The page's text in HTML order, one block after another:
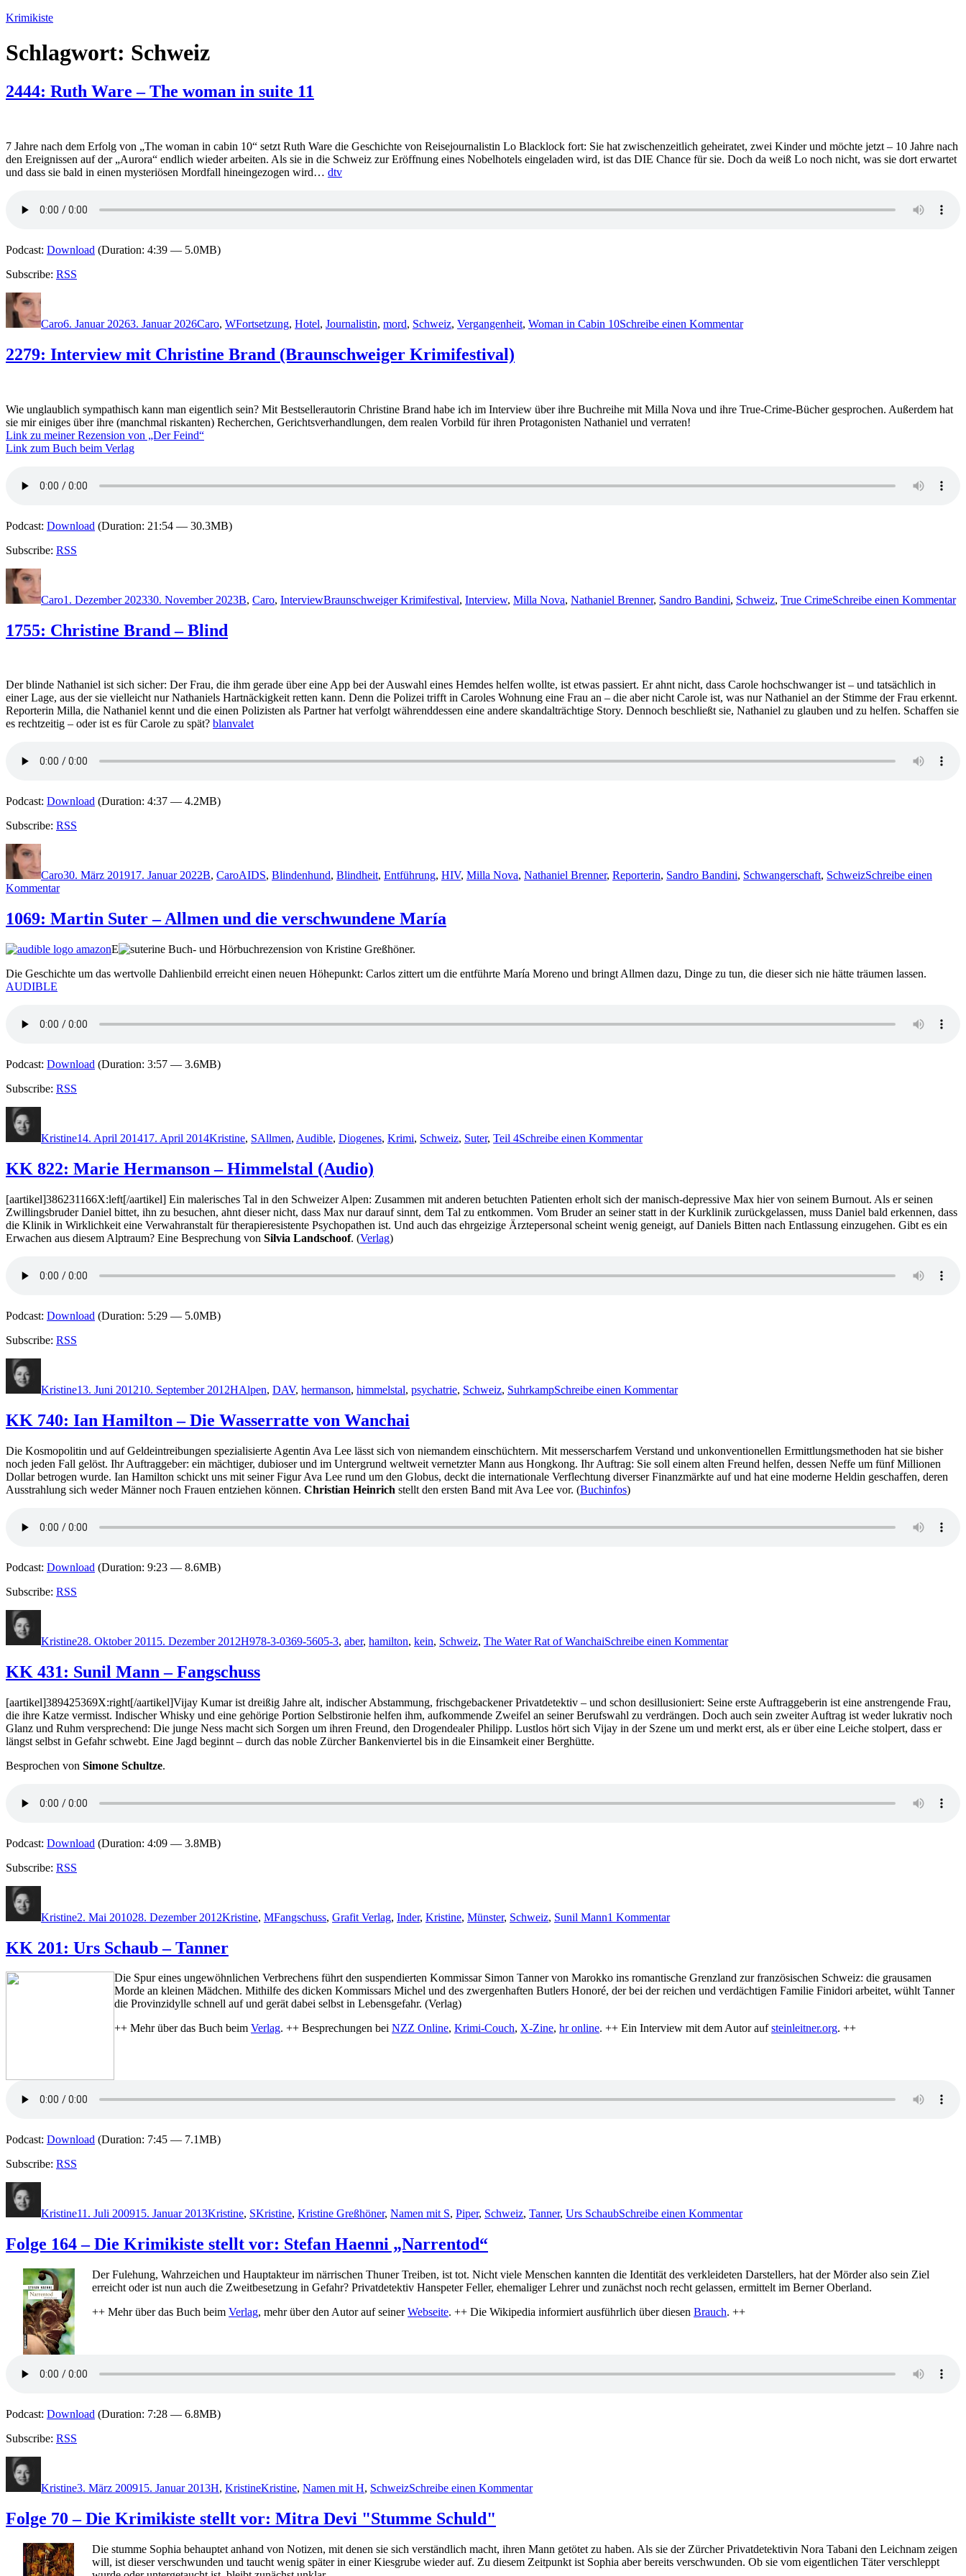
Zum
springen
Krimikiste
Schlagwort: Schweiz
2444: Ruth Ware – The woman in suite 11
7 Jahre nach dem Erfolg von „The woman in cabin 10“ setzt Ruth Ware die Geschichte von Reisejournalistin Lo Blacklock fort: Sie hat zwischenzeitlich geheiratet, zwei Kinder und möchte jetzt – 10 Jahre nach
den Ereignissen auf der „Aurora“ endlich wieder arbeiten. Als sie in die Schweiz zur Eröffnung eines Nobelhotels eingeladen wird, ist das DIE Chance für sie. Doch da weiß Lo noch nicht, was sie dort erwartet
und dass sie bald in einen mysteriösen Mordfall hineingezogen wird… dtv
Podcast: Download (Duration: 4:39 — 5.0MB)
Subscribe: RSS
Autor
Caro6. Januar 20263. Januar 2026Caro, WFortsetzung, Hotel, Journalistin, mord, Schweiz, Vergangenheit, Woman in Cabin 10Schreibe einen KommentarRuth
11
2279: Interview mit Christine Brand (Braunschweiger Krimifestival)
Wie unglaublich sympathisch kann man eigentlich sein? Mit Bestsellerautorin Christine Brand habe ich im Interview über ihre Buchreihe mit Milla Nova und ihre True-Crime-Bücher gesprochen. Außerdem hat
sie mir einiges über ihre (manchmal riskanten) Recherchen, Gerichtsverhandlungen, dem realen Vorbild für ihren Protagonisten Nathaniel und verraten!
Link zu meiner Rezension von „Der Feind“
Link zum Buch beim Verlag
Podcast: Download (Duration: 21:54 — 30.3MB)
Subscribe: RSS
Autor
Caro1. Dezember 202330. November 2023B, Caro, InterviewBraunschweiger Krimifestival, Interview, Milla Nova, Nathaniel Brenner, Sandro Bandini, Schweiz, True CrimeSchreibe einen Kommentar
1755: Christine Brand – Blind
Der blinde Nathaniel ist sich sicher: Der Frau, die ihm gerade über eine App bei der Auswahl eines Hemdes helfen wollte, ist etwas passiert. Er ahnt nicht, dass Carole hochschwanger ist – und tatsächlich in
einer Lage, aus der sie vielleicht nur Nathaniels Hartnäckigkeit retten kann. Denn die Polizei trifft in Caroles Wohnung eine Frau an – die aber nicht Carole ist, was nur Nathaniel an der Stimme der Frau erkennt.
Reporterin Milla, die Nathaniel kennt und die einen Polizisten als Partner hat verfolgt währenddessen eine andere skandalträchtige Story. Dennoch beschließt sie, Nathaniel zu glauben und zu helfen. Schaffen sie
es rechtzeitig – oder ist es für Carole zu spät? blanvalet
Podcast: Download (Duration: 4:37 — 4.2MB)
Subscribe: RSS
Autor
Caro30. März 201917. Januar 2022B, CaroAIDS, Blindenhund, Blindheit, Entführung, HIV, Milla Nova, Nathaniel Brenner, Reporterin, Sandro Bandini, Schwangerschaft, SchweizSchreibe einen
Kommentarzu
Christine
Brand
Blind
1069: Martin Suter – Allmen und die verschwundene María
E
ine Buch- und Hörbuchrezension von Kristine Greßhöner.
Die Geschichte um das wertvolle Dahlienbild erreicht einen neuen Höhepunkt: Carlos zittert um die entführte María Moreno und bringt Allmen dazu, Dinge zu tun, die dieser sich nie hätte träumen lassen.
AUDIBLE
Podcast: Download (Duration: 3:57 — 3.6MB)
Subscribe: RSS
Kristine14. April 201417. April 2014Kristine, SAllmen, Audible, Diogenes, Krimi, Schweiz, Suter, Teil 4Schreibe einen KommentarMartin
die
verschwundene
María
KK 822: Marie Hermanson – Himmelstal (Audio)
[aartikel]386231166X:left[/aartikel] Ein malerisches Tal in den Schweizer Alpen: Zusammen mit anderen betuchten Patienten erholt sich der manisch-depressive Max hier von seinem Burnout. Als er seinen
Zwillingsbruder Daniel bittet, ihn zu besuchen, ahnt dieser nicht, dass Max nur darauf sinnt, dem Tal zu entkommen. Vom Bruder an seiner statt in der Kurklinik zurückgelassen, muss Daniel bald erkennen, dass
die Klinik in Wirklichkeit eine Verwahranstalt für therapieresistente Psychopathen ist. Und auch das ehrgeizige Ärztepersonal scheint wenig geneigt, auf Daniels Bitten nach Entlassung einzugehen. Gibt es ein
Erwachen aus diesem Alptraum? Eine Besprechung von Silvia Landschoof. (Verlag)
Podcast: Download (Duration: 5:29 — 5.0MB)
Subscribe: RSS
Kristine13. Juni 201210. September 2012HAlpen, DAV, hermanson, himmelstal, psychatrie, Schweiz, SuhrkampSchreibe einen Kommentar822:
(Audio)
KK 740: Ian Hamilton – Die Wasserratte von Wanchai
Die Kosmopolitin und auf Geldeintreibungen spezialisierte Agentin Ava Lee lässt sich von niemandem einschüchtern. Mit messerscharfem Verstand und unkonventionellen Ermittlungsmethoden hat sie bisher
noch jeden Fall gelöst. Ihr Auftraggeber: ein mächtiger, dubioser und im Untergrund weltweit vernetzter Mann aus Hongkong. Ihr Auftrag: Sie soll einem alten Freund helfen, dessen Neffe um fünf Millionen
Dollar betrogen wurde. Ian Hamilton schickt uns mit seiner Figur Ava Lee rund um den Globus, deckt die internationale Verflechtung diverser Finanzmärkte auf und hat eine moderne Heldin geschaffen, deren
Ausstrahlung sich weder Männer noch Frauen entziehen können. Christian Heinrich stellt den ersten Band mit Ava Lee vor. (Buchinfos)
Podcast: Download (Duration: 9:23 — 8.6MB)
Subscribe: RSS
Kristine28. Oktober 2011 5. Dezember 2012H978-3-0369-5605-3, aber, hamilton, kein, Schweiz, The Water Rat of WanchaiSchreibe einen Kommentar740:
Wasserratte
von
Wanchai
KK 431: Sunil Mann – Fangschuss
[aartikel]389425369X:right[/aartikel]Vijay Kumar ist dreißig Jahre alt, indischer Abstammung, frischgebackener Privatdetektiv – und schon desillusioniert: Seine erste Auftraggeberin ist eine anstrengende Frau,
die ihre Katze vermisst. Indischer Whisky und eine gehörige Portion Selbstironie helfen ihm, aufkommende Zweifel an seiner Berufswahl zu verdrängen. Doch auch sein zweiter Auftrag ist weder lukrativ noch
Glanz und Ruhm versprechend: Die junge Ness macht sich Sorgen um ihren Freund, den Drogendealer Philipp. Lustlos hört sich Vijay in der Szene um und merkt erst, als er über eine Leiche stolpert, dass er
längst selbst in Gefahr schwebt. Eine Jagd beginnt – durch das noble Zürcher Bankenviertel bis in die Einsamkeit einer Berghütte.
Besprochen von Simone Schultze.
Podcast: Download (Duration: 4:09 — 3.8MB)
Subscribe: RSS
Kristine2. Mai 201028. Dezember 2012Kristine, MFangschuss, Grafit Verlag, Inder, Kristine, Münster, Schweiz, Sunil Mann1 Kommentar431:
KK 201: Urs Schaub – Tanner
Die Spur eines ungewöhnlichen Verbrechens führt den suspendierten Kommissar Simon Tanner von Marokko ins romantische Grenzland zur französischen Schweiz: die grausamen
Morde an kleinen Mädchen. Mithilfe des dicken Kommissars Michel und des zwergenhaften Butlers Honoré, der bei der reichen und verdächtigen Familie Finidori arbeitet, wühlt Tanner
die Provinzidylle schnell auf und gerät dabei selbst in Lebensgefahr. (Verlag)
++ Mehr über das Buch beim Verlag. ++ Besprechungen bei NZZ Online, Krimi-Couch, X-Zine, hr online. ++ Ein Interview mit dem Autor aufsteinleitner.org. ++
Podcast: Download (Duration: 7:45 — 7.1MB)
Subscribe: RSS
Kristine11. Juli 200915. Januar 2013Kristine, SKristine, Kristine Greßhöner, Namen mit S, Piper, Schweiz, Tanner, Urs SchaubSchreibe einen Kommentar201:
Folge 164 – Die Krimikiste stellt vor: Stefan Haenni „Narrentod“
Der Fulehung, Wahrzeichen und Hauptakteur im närrischen Thuner Treiben, ist tot. Nicht viele Menschen kannten die Identität des verkleideten Darstellers, hat der Mörder also sein Ziel
erreicht oder ist nun auch die Zweitbesetzung in Gefahr? Privatdetektiv Hanspeter Feller, ehemaliger Lehrer und zunächst noch recht gelassen, ermittelt im Berner Oberland.
++ Mehr über das Buch beim Verlag, mehr über den Autor auf seinerWebseite. ++ Die Wikipedia informiert ausführlich über diesen Brauch. ++
Podcast: Download (Duration: 7:28 — 6.8MB)
Subscribe: RSS
Kristine3. März 200915. Januar 2013H, KristineKristine, Namen mit H, SchweizSchreibe einen Kommentar164
vor:
Stefan
Folge 70 – Die Krimikiste stellt vor: Mitra Devi "Stumme Schuld"
Die stumme Sophia behauptet anhand von Notizen, mit denen sie sich verständlich macht, ihren Mann getötet zu haben. Als sie der Zürcher Privatdetektivin Nora Tabani den Leichnam zeigen
will, ist dieser verschwunden und taucht wenig später in einer Kiesgrube wieder auf. Zu diesem Zeitpunkt ist Sophia aber bereits verschwunden. Ob sie vom eigentlichen Täter verschleppt